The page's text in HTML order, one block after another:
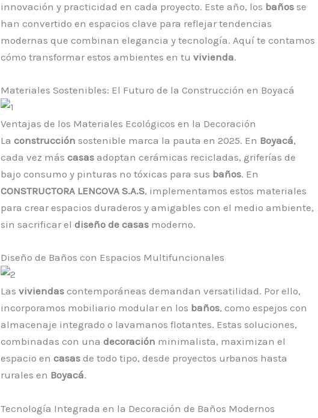
innovación y practicidad en cada proyecto. Este año, los baños se
han convertido en espacios clave para reflejar tendencias
modernas que combinan elegancia y tecnología. Aquí te contamos
cómo transformar estos ambientes en tu vivienda.
Materiales Sostenibles: El Futuro de la Construcción en Boyacá
Ventajas de los Materiales Ecológicos en la Decoración
La construcción sostenible marca la pauta en 2025. En Boyacá,
cada vez más casas adoptan cerámicas recicladas, griferías de
bajo consumo y pinturas no tóxicas para sus baños. En
CONSTRUCTORA LENCOVA S.A.S, implementamos estos materiales
para crear espacios duraderos y amigables con el medio ambiente,
sin sacrificar el diseño de casas moderno.
Diseño de Baños con Espacios Multifuncionales
Las viviendas contemporáneas demandan versatilidad. Por ello,
incorporamos mobiliario modular en los baños, como espejos con
almacenaje integrado o lavamanos flotantes. Estas soluciones,
combinadas con una decoración minimalista, maximizan el
espacio en casas de todo tipo, desde proyectos urbanos hasta
rurales en Boyacá.
Tecnología Integrada en la Decoración de Baños Modernos